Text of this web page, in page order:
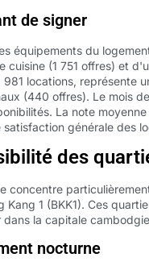
de signer
équipements du
(1 751 offres) et
locations, représente
(440 offres). Le mois
La note
générale des
des
concentre
Kang 1 (BKK1). Ces
la capitale
nocturne